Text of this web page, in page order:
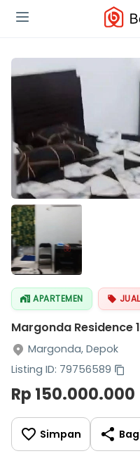
APARTEMEN JUAL
Margonda Residence 1
Margonda, Depok
Listing ID: 79756589
Rp 150.000.000
Simpan